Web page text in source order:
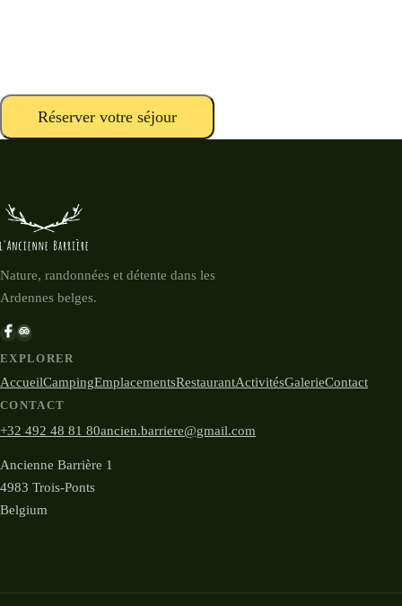
Réserver votre séjour
Nature, randonnées et détente dans les
Ardennes belges.
EXPLORER
AccueilCampingEmplacementsRestaurantActivitésGalerieContact
CONTACT
+32 492 48 81 80ancien.barriere@gmail.com
Ancienne Barrière 1
4983 Trois-Ponts
Belgium